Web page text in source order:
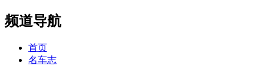
频道导航
首页
名车志